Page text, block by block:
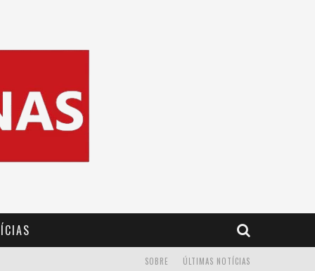
ÚLTIMAS NOTÍCIAS
SOBRE